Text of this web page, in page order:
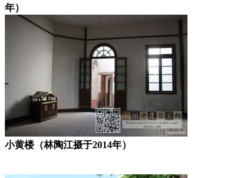
年）
小黄楼（林陶江摄于2014年）